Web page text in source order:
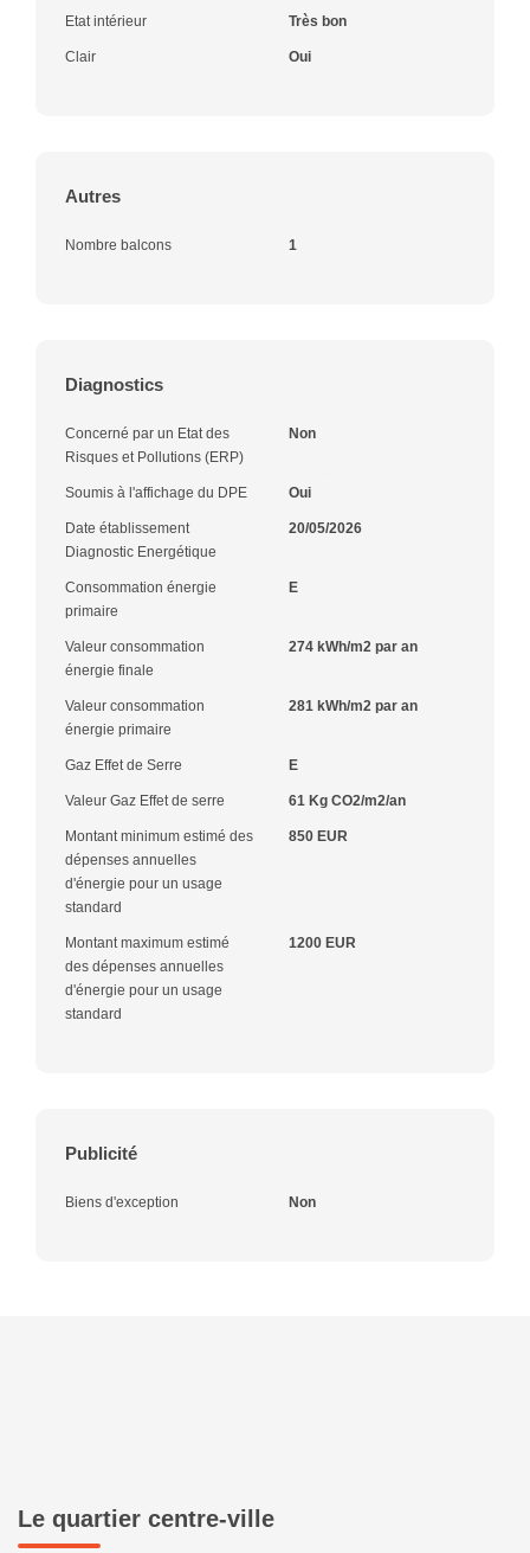
Etat intérieur Très bon
Clair Oui
Autres
Nombre balcons 1
Diagnostics
Concerné par un Etat des
Risques et Pollutions (ERP)
Non
Soumis à l'affichage du DPE Oui
Date établissement
Diagnostic Energétique
20/05/2026
Consommation énergie
primaire
E
Valeur consommation
énergie finale
274 kWh/m2 par an
Valeur consommation
énergie primaire
281 kWh/m2 par an
Gaz Effet de Serre E
Valeur Gaz Effet de serre 61 Kg CO2/m2/an
Montant minimum estimé des
dépenses annuelles
d'énergie pour un usage
standard
850 EUR
Montant maximum estimé
des dépenses annuelles
d'énergie pour un usage
standard
1200 EUR
Publicité
Biens d'exception Non
Le quartier centre-ville